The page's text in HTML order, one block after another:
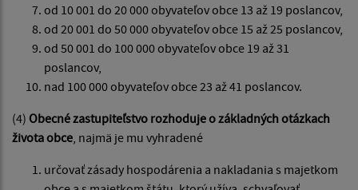
od 10 001 do 20 000 obyvateľov obce 13 až 19 poslancov,
od 20 001 do 50 000 obyvateľov obce 15 až 25 poslancov,
od 50 001 do 100 000 obyvateľov obce 19 až 31
poslancov,
nad 100 000 obyvateľov obce 23 až 41 poslancov.
(4) Obecné zastupiteľstvo rozhoduje o základných otázkach
života obce, najmä je mu vyhradené
určovať zásady hospodárenia a nakladania s majetkom